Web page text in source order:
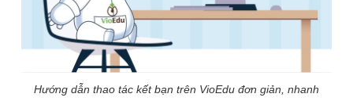
Hướng dẫn thao tác kết bạn trên VioEdu đơn giản, nhanh